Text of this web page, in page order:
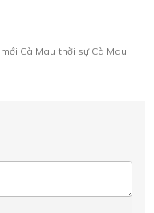
Cà Mau thời sự Cà Mau